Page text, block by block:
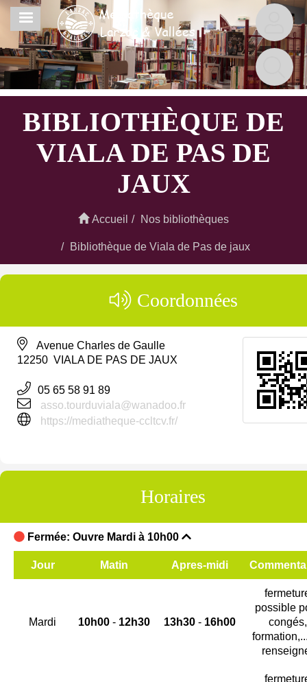
Aller
contenu
principal
MENU
BIBLIOTHÈQUE DE
VIALA DE PAS DE
JAUX
Accueil Nos bibliothèques
Bibliothèque de Viala de Pas de jaux
Coordonnées
Avenue Charles de Gaulle
12250 VIALA DE PAS DE JAUX
05 65 58 91 89
asso.tourduviala@wanadoo.fr
https://mediatheque-ccltcv.fr/
Horaires
Fermée: Ouvre Mardi à 10h00
Jour Matin Apres-midi
Mardi 10h00 - 12h30 13h30 - 16h00
possible
congés,